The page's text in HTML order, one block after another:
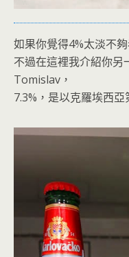
如果你覺得4%太淡不
不過在這裡我介紹你另
Tomislav，
7.3%，是以克羅埃西